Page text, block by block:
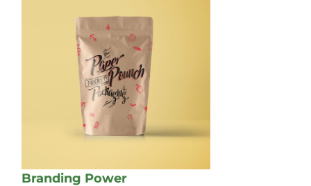
Branding Power